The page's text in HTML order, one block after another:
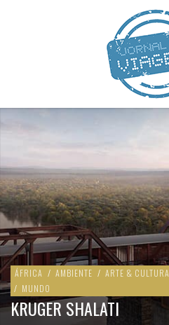
ÁFRICA / AMBIENTE / ARTE & CULTURA
/ MUNDO
KRUGER SHALATI